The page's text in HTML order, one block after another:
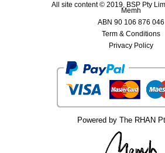
All site content © 2019, BSP Pty
Memh
ABN 90 106 876 046
Term & Conditions
Privacy Policy
Powered by The RHAN